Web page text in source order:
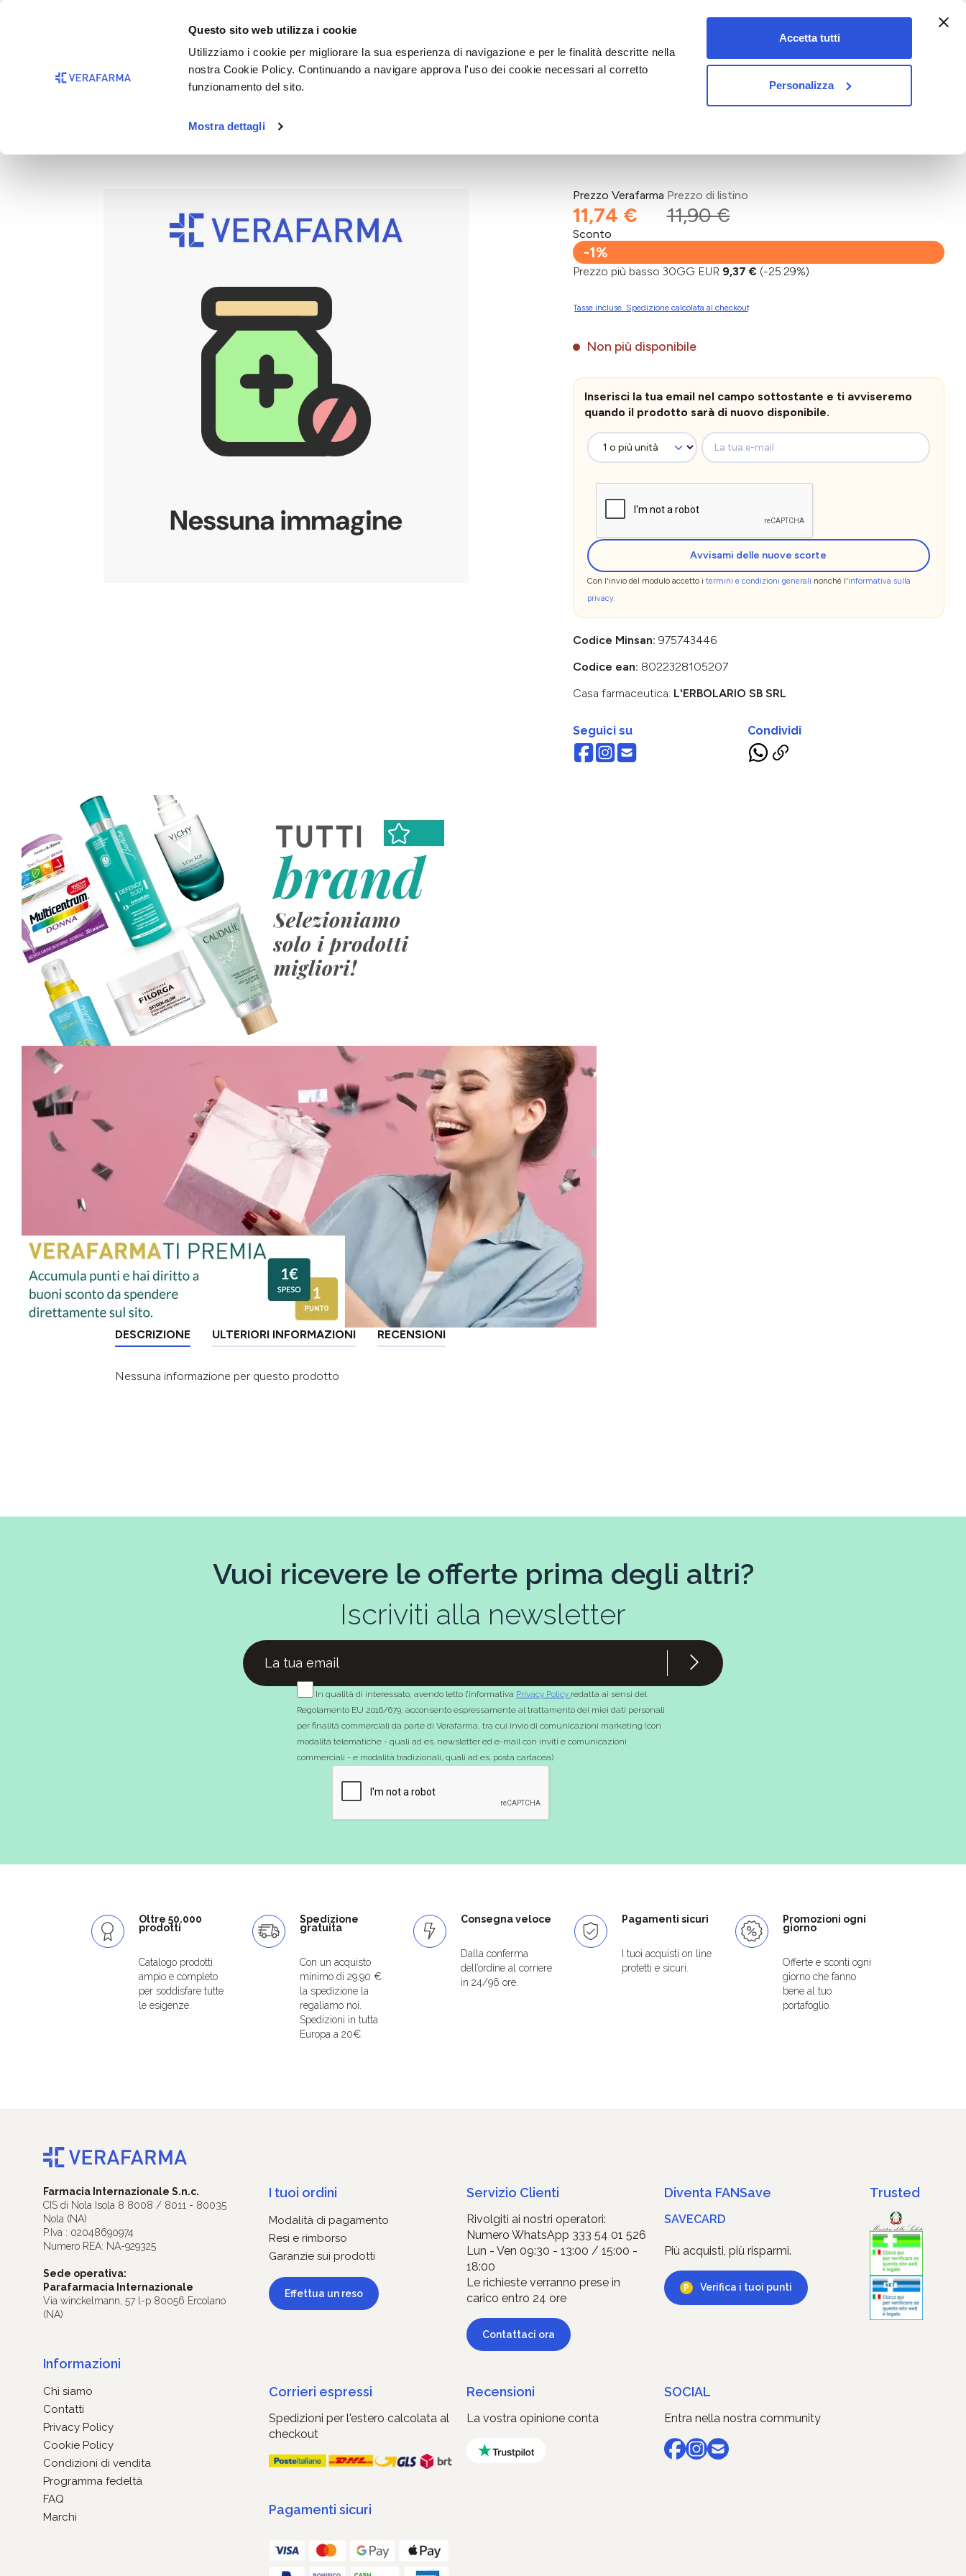
Questo sito web utilizza i cookie
Utilizziamo i cookie per migliorare la sua esperienza di navigazione e per le finalità descritte nella
nostra Cookie Policy. Continuando a navigare approva l'uso dei cookie necessari al corretto
funzionamento del sito.
Mostra dettagli
Accetta tutti
Personalizza
Passa alla navigazione principale
vet&pet
DANZA FIORI BAGNOSCHIUMA 250ML
Prezzo Verafarma
11,74 €
Prezzo di listino
11,90 €
Sconto
-1%
Prezzo più basso 30GG EUR 9,37 € (-25.29%)
Tasse incluse. Spedizione calcolata al checkout
Non più disponibile
Inserisci la tua email nel campo sottostante e ti avviseremo
quando il prodotto sarà di nuovo disponibile.
La tua e-mail
Avvisami delle nuove scorte
Con l'invio del modulo accetto i termini e condizioni generali nonché l'informativa sulla
privacy.
Codice Minsan: 975743446
Codice ean: 8022328105207
Casa farmaceutica: L'ERBOLARIO SB SRL
Seguici su Condividi
DESCRIZIONE ULTERIORI INFORMAZIONI RECENSIONI
Nessuna informazione per questo prodotto
Vuoi ricevere le offerte prima degli altri?
Iscriviti alla newsletter
In qualità di interessato, avendo letto l’informativa Privacy Policy redatta ai sensi del
Regolamento EU 2016/679, acconsento espressamente al trattamento dei miei dati personali
per finalità commerciali da parte di Verafarma, tra cui invio di comunicazioni marketing (con
modalità telematiche - quali ad es. newsletter ed e-mail con inviti e comunicazioni
commerciali - e modalità tradizionali, quali ad es. posta cartacea)
Oltre 50.000
prodotti
Catalogo prodotti
ampio e completo
per soddisfare tutte
le esigenze.
Spedizione
gratuita
Con un acquisto
minimo di 29.90 €
la spedizione la
regaliamo noi.
Spedizioni in tutta
Europa a 20€.
Consegna veloce
Dalla conferma
dell’ordine al corriere
in 24/96 ore.
Pagamenti sicuri
I tuoi acquisti on line
protetti e sicuri.
Promozioni ogni
giorno
Offerte e sconti ogni
giorno che fanno
bene al tuo
portafoglio.
Farmacia Internazionale S.n.c.
CIS di Nola Isola 8 8008 / 8011 - 80035
Nola (NA)
P.Iva : 02048690974
Numero REA: NA-929325
Sede operativa:
Parafarmacia Internazionale
Via winckelmann, 57 l-p 80056 Ercolano
(NA)
Informazioni
Chi siamo
Contatti
Privacy Policy
Cookie Policy
Condizioni di vendita
Programma fedeltà
FAQ
Marchi
I tuoi ordini
Modalità di pagamento
Resi e rimborso
Garanzie sui prodotti
Effettua un reso
Servizio Clienti
Rivolgiti ai nostri operatori:
Numero WhatsApp 333 54 01 526
Lun - Ven 09:30 - 13:00 / 15:00 -
18:00
Le richieste verranno prese in
carico entro 24 ore
Contattaci ora
Diventa FANSave
SAVECARD
Più acquisti, più risparmi.
Verifica i tuoi punti
Corrieri espressi
Spedizioni per l'estero calcolata al
checkout
Recensioni
La vostra opinione conta
SOCIAL
Entra nella nostra community
Pagamenti sicuri
Trusted